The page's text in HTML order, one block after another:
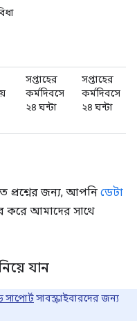
সপ্তাহের
কর্মদিবসে
২৪ ঘন্টা
সপ্তাহের
কর্মদিবসে
২৪ ঘন্টা
প্রশ্নের জন্য, আপনি ডেটা
করে আমাদের সাথে
যান
সাপোর্টসাবস্ক্রাইবারদের জন্য